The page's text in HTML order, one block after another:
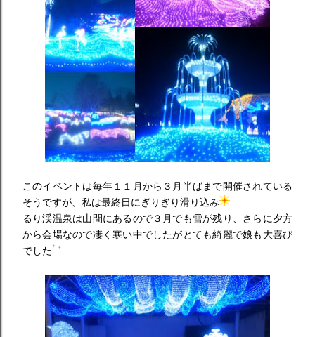
このイベントは毎年１１月から３月半ばまで開催されている
そうですが、私は最終日にぎりぎり滑り込み
るり渓温泉は山間にあるので３月でも雪が残り、さらに夕方
から会場なので凄く寒い中でしたがとても綺麗で娘も大喜び
でした